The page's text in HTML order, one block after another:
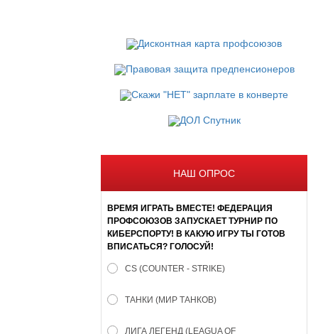
НАШ ОПРОС
ВРЕМЯ ИГРАТЬ ВМЕСТЕ! ФЕДЕРАЦИЯ
ПРОФСОЮЗОВ ЗАПУСКАЕТ ТУРНИР ПО
КИБЕРСПОРТУ! В КАКУЮ ИГРУ ТЫ ГОТОВ
ВПИСАТЬСЯ? ГОЛОСУЙ!
CS (COUNTER - STRIKE)
ТАНКИ (МИР ТАНКОВ)
ЛИГА ЛЕГЕНД (LEAGUA OF